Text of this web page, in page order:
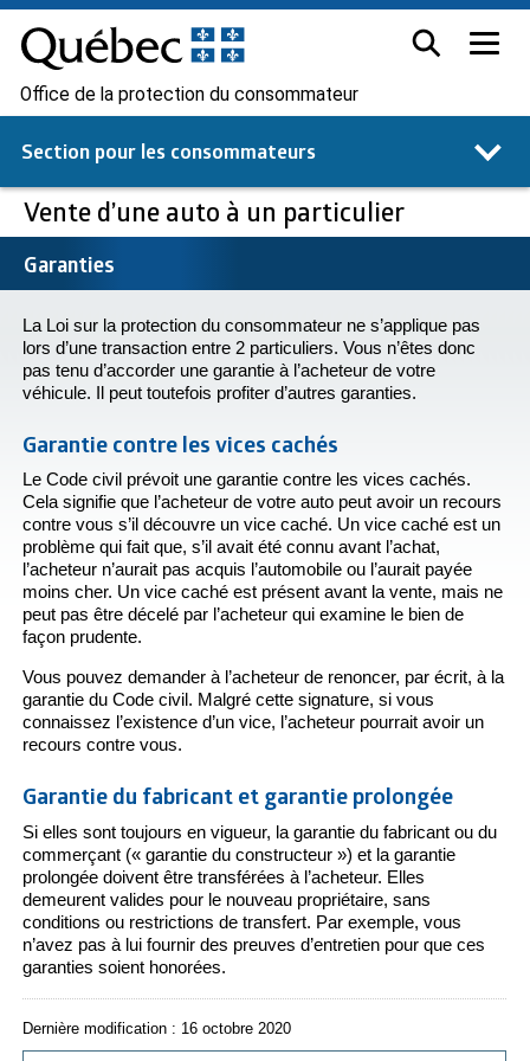
Office de la protection du consommateur
Section pour les consommateurs
Vente d’une auto à un particulier
Garanties
La Loi sur la protection du consommateur ne s’applique pas
lors d’une transaction entre 2 particuliers. Vous n’êtes donc
pas tenu d’accorder une garantie à l’acheteur de votre
véhicule. Il peut toutefois profiter d’autres garanties.
Garantie contre les vices cachés
Le Code civil prévoit une garantie contre les vices cachés.
Cela signifie que l’acheteur de votre auto peut avoir un recours
contre vous s’il découvre un vice caché. Un vice caché est un
problème qui fait que, s’il avait été connu avant l’achat,
l’acheteur n’aurait pas acquis l’automobile ou l’aurait payée
moins cher. Un vice caché est présent avant la vente, mais ne
peut pas être décelé par l’acheteur qui examine le bien de
façon prudente.
Vous pouvez demander à l’acheteur de renoncer, par écrit, à la
garantie du Code civil. Malgré cette signature, si vous
connaissez l’existence d’un vice, l’acheteur pourrait avoir un
recours contre vous.
Garantie du fabricant et garantie prolongée
Si elles sont toujours en vigueur, la garantie du fabricant ou du
commerçant (« garantie du constructeur ») et la garantie
prolongée doivent être transférées à l’acheteur. Elles
demeurent valides pour le nouveau propriétaire, sans
conditions ou restrictions de transfert. Par exemple, vous
n’avez pas à lui fournir des preuves d’entretien pour que ces
garanties soient honorées.
Dernière modification : 16 octobre 2020